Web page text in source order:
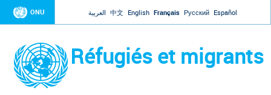
Jump to navigation
ONU العربية 中文 English Français Русский Español
Réfugiés et migrants